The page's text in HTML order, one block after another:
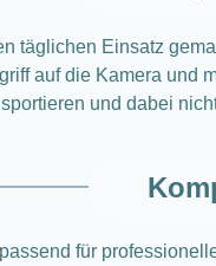
täglichen Einsatz
auf die Kamera und
und dabei
für